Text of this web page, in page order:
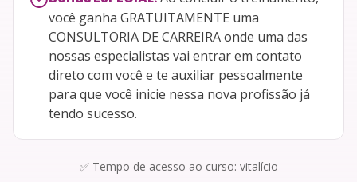
você ganha GRATUITAMENTE uma
CONSULTORIA DE CARREIRA onde uma das
nossas especialistas vai entrar em contato
direto com você e te auxiliar pessoalmente
para que você inicie nessa nova profissão já
tendo sucesso.
✅ Tempo de acesso ao curso: vitalício